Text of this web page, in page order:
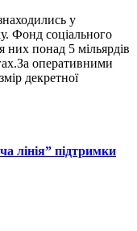
у
Фонд соціального
них понад 5 мільярдів
оперативними
декретної
лінія” підтримки